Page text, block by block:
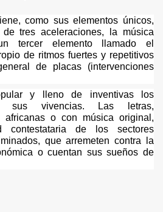
como sus elementos únicos,
tres aceleraciones, la música
tercer elemento llamado el
de ritmos fuertes y repetitivos
de placas (intervenciones
y lleno de inventivas los
sus vivencias. Las letras,
africanas o con música original,
contestataria de los sectores
que arremeten contra la
o cuentan sus sueños de